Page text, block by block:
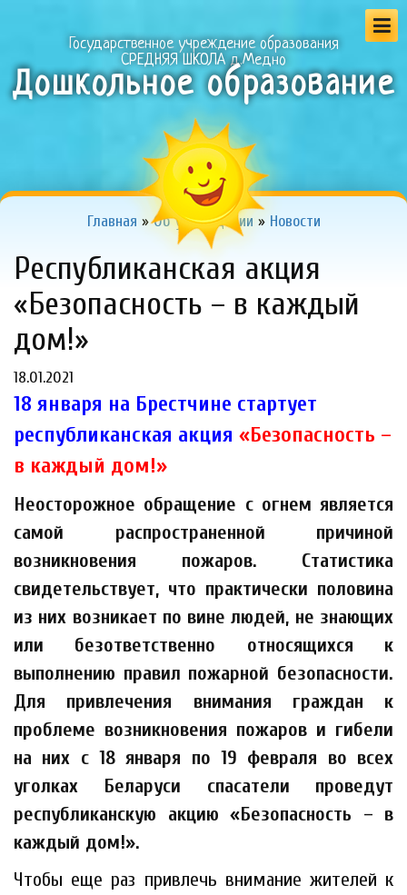
Государственное учреждение образования
СРЕДНЯЯ ШКОЛА д.Медно
Дошкольное образование
Главная »Об учреждении » Новости
Республиканская акция
«Безопасность – в каждый
дом!»
18.01.2021
18 января на Брестчине стартует
республиканская акция «Безопасность –
в каждый дом!»
Неосторожное обращение с огнем является
самой распространенной причиной
возникновения пожаров. Статистика
свидетельствует, что практически половина
из них возникает по вине людей, не знающих
или безответственно относящихся к
выполнению правил пожарной безопасности.
Для привлечения внимания граждан к
проблеме возникновения пожаров и гибели
на них с 18 января по 19 февраля во всех
уголках Беларуси спасатели проведут
республиканскую акцию «Безопасность – в
каждый дом!».
Чтобы еще раз привлечь внимание жителей к